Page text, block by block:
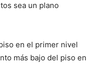
sea un plano
en el primer nivel
más bajo del piso en